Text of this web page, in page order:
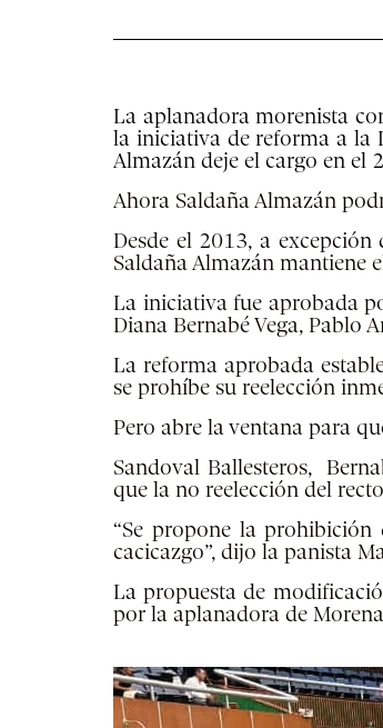
La aplanadora morenista
la iniciativa de reforma a la
Almazán deje el cargo en el
Ahora Saldaña Almazán
Desde el 2013, a
Saldaña Almazán mantiene
La iniciativa fue aprobada
Diana Bernabé Vega, Pablo
La reforma aprobada
se prohíbe su reelección
Pero abre la ventana para
Sandoval Ballesteros,
que la no reelección del
“Se propone la prohibición
cacicazgo”, dijo la panista
La propuesta de
por la aplanadora de